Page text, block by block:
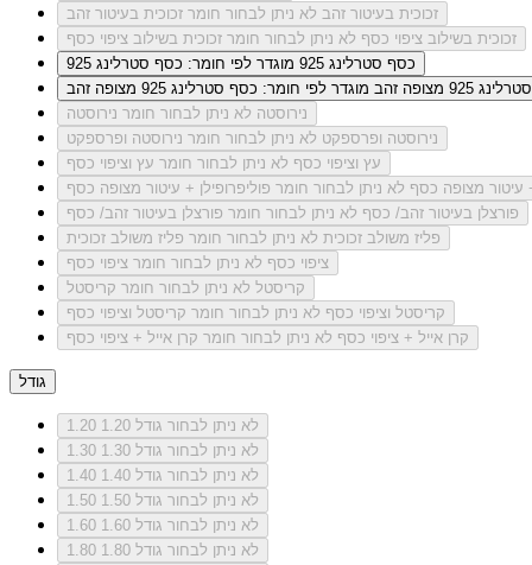
זכוכית בעיטור זהב לא ניתן לבחור חומר זכוכית בעיטור זהב
זכוכית בשילוב ציפוי כסף לא ניתן לבחור חומר זכוכית בשילוב ציפוי כסף
כסף סטרלינג 925
מוגדר לפי חומר: כסף סטרלינג 925
925 מצופה זהב
מוגדר לפי חומר: כסף סטרלינג 925 מצופה זהב
נירוסטה לא ניתן לבחור חומר נירוסטה
נירוסטה ופרספקט לא ניתן לבחור חומר נירוסטה ופרספקט
עץ וציפוי כסף לא ניתן לבחור חומר עץ וציפוי כסף
עיטור מצופה כסף לא ניתן לבחור חומר פוליפרופילן + עיטור מצופה כסף
פורצלן בעיטור זהב/ כסף לא ניתן לבחור חומר פורצלן בעיטור זהב/ כסף
פליז משולב זכוכית לא ניתן לבחור חומר פליז משולב זכוכית
ציפוי כסף לא ניתן לבחור חומר ציפוי כסף
קריסטל לא ניתן לבחור חומר קריסטל
קריסטל וציפוי כסף לא ניתן לבחור חומר קריסטל וציפוי כסף
קרן אייל + ציפוי כסף לא ניתן לבחור חומר קרן אייל + ציפוי כסף
גודל
1.20
לא ניתן לבחור גודל 1.20
1.30
לא ניתן לבחור גודל 1.30
1.40
לא ניתן לבחור גודל 1.40
1.50
לא ניתן לבחור גודל 1.50
1.60
לא ניתן לבחור גודל 1.60
1.80
לא ניתן לבחור גודל 1.80